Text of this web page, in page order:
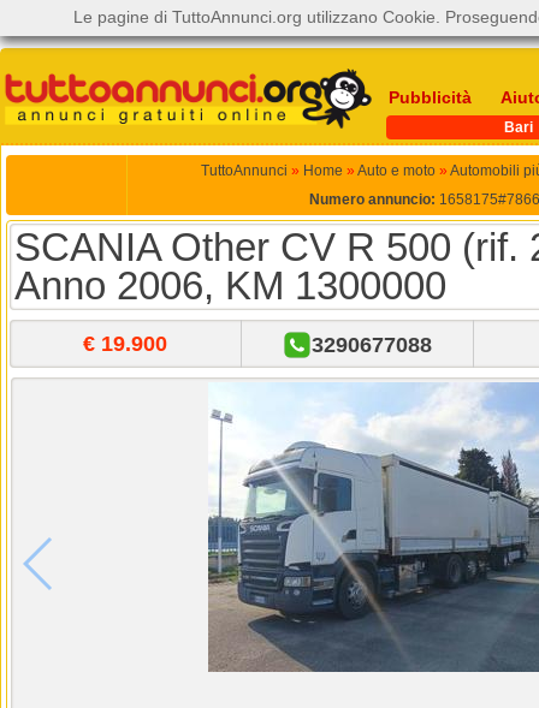
Pubblicità
Bari
TuttoAnnunci » Home » Auto e moto » Automobili
Numero annuncio:
SCANIA Other CV R 500 (rif.
Anno 2006, KM 1300000
€ 19.900 3290677088
Le pagine di TuttoAnnunci.org utilizzano Cookie.